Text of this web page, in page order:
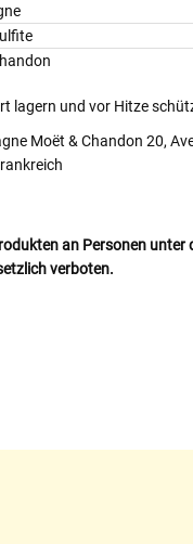
lagern und vor Hitze
Moët & Chandon 20,
an Personen unter
verboten.